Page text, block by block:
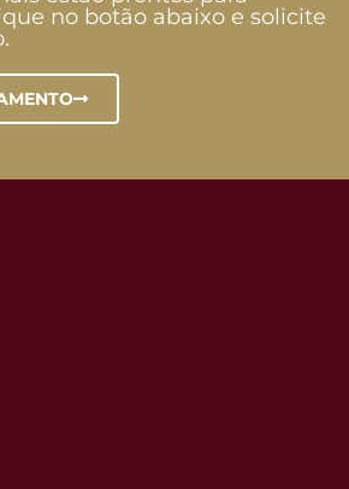
no botão abaixo e solicite